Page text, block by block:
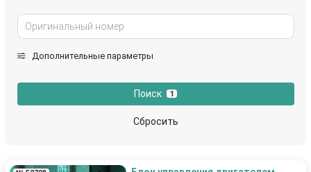
Дополнительные параметры
Поиск 1
Сбросить